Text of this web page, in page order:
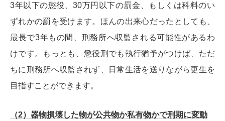
3年以下の懲役、30万円以下の罰金、もしくは科料のい
ずれかの罰を受けます。ほんの出来心だったとしても、
最長で3年もの間、刑務所へ収監される可能性があるわ
けです。もっとも、懲役刑でも執行猶予がつけば、ただ
ちに刑務所へ収監されず、日常生活を送りながら更生を
目指すことができます。
（2）器物損壊した物が公共物か私有物かで刑期に変動